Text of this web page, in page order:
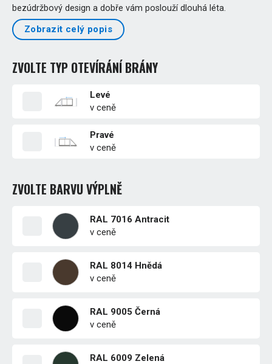
bezúdržbový design a dobře vám poslouží dlouhá léta.
Zobrazit celý popis
ZVOLTE TYP OTEVÍRÁNÍ BRÁNY
Levé
v ceně
Pravé
v ceně
ZVOLTE BARVU VÝPLNĚ
RAL 7016 Antracit
v ceně
RAL 8014 Hnědá
v ceně
RAL 9005 Černá
v ceně
RAL 6009 Zelená